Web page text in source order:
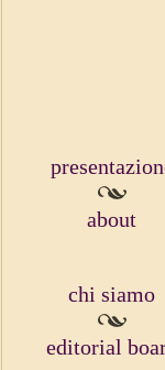
about
chi siamo
editorial